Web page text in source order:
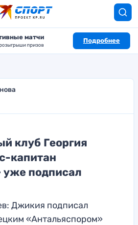
матчи
призов
Подробнее
клуб Георгия
капитан
уже подписал
Джикия подписал
«Антальяспором»